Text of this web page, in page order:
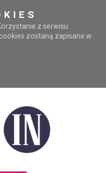
z serwisu
zostaną zapisane w